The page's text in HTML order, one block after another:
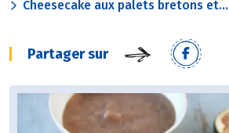
Cheesecake aux palets bretons et...
Partager sur